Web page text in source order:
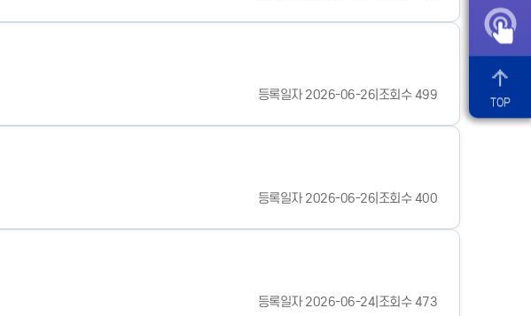
TOP
등록일자 2026-06-26 조회수 499
등록일자 2026-06-26 조회수 400
등록일자 2026-06-24 조회수 473